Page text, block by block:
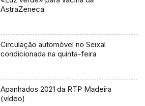
AstraZeneca
Circulação automóvel no Seixal
condicionada na quinta-feira
Apanhados 2021 da RTP Madeira
(vídeo)